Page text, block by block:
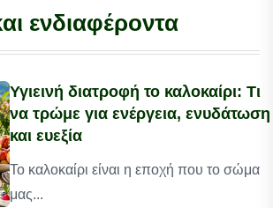
ενδιαφέροντα
Υγιεινή διατροφή το καλοκαίρι: Τι
να τρώμε για ενέργεια, ενυδάτωση
και ευεξία
Το καλοκαίρι είναι η εποχή που το σώμα
μας...